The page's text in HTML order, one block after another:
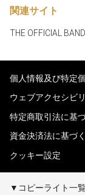
関連サイト
THE OFFICIAL
個人情報及び特定
ウェブアクセシビ
特定商取引法に基
資金決済法に基づ
クッキー設定
▼コピーライト一